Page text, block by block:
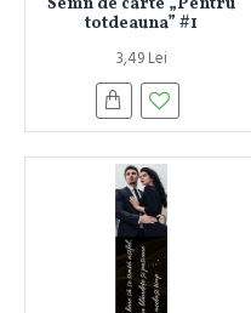
totdeauna” #1
3,49 Lei